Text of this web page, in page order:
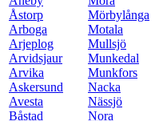
Åstorp
Arboga
Arjeplog
Arvidsjaur
Arvika
Askersund
Avesta
Båstad
Mörbylånga
Motala
Mullsjö
Munkedal
Munkfors
Nacka
Nässjö
Nora